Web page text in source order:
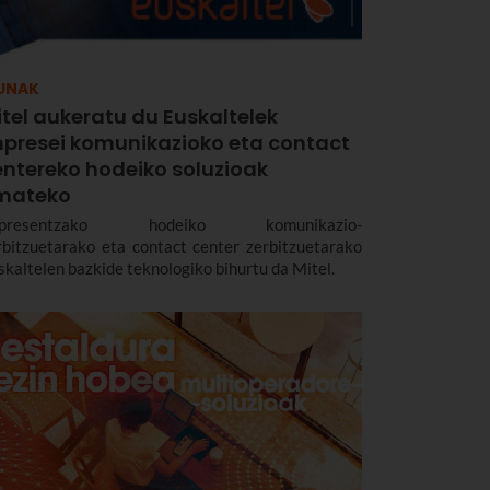
aukeratu du Euskaltelek
komunikazioko eta contact
hodeiko soluzioak
hodeiko komunikazio-
eta contact center zerbitzuetarako
bazkide teknologiko bihurtu da Mitel.